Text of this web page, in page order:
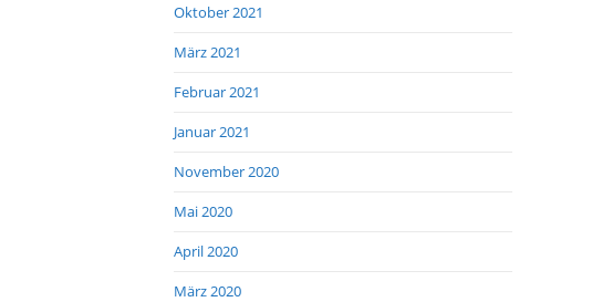
Oktober 2021
März 2021
Februar 2021
Januar 2021
November 2020
Mai 2020
April 2020
März 2020